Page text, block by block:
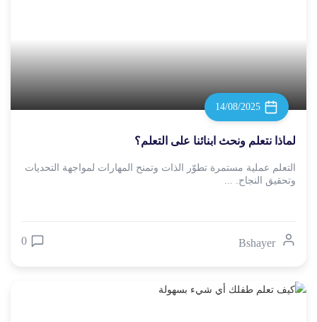
14/08/2025
لماذا نتعلم ونحث ابنائنا على التعلم؟
التعلم عملية مستمرة تطوّر الذات وتمنح المهارات لمواجهة التحديات
وتحقيق النجاح. ...
Bshayer
0